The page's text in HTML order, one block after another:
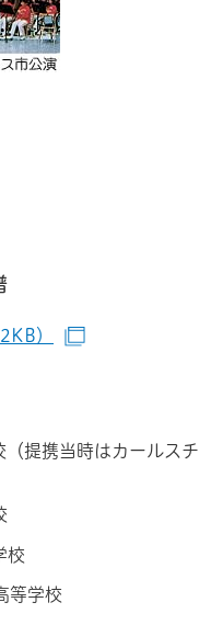
）
（提携当時はカールスチ
校
等学校